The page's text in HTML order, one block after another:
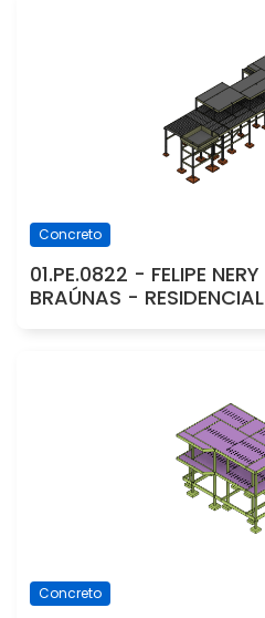
Concreto
01.PE.0822 - FELIPE
BRAÚNAS - RESIDENCIAL
Concreto